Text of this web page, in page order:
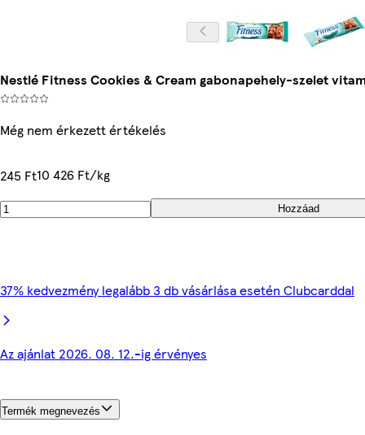
Nestlé Fitness Cookies & Cream gabonapehely-szelet
Még nem érkezett értékelés
245 Ft10 426 Ft/kg
Hozzáad
37% kedvezmény legalább 3 db vásárlása esetén Clubcarddal
Az ajánlat 2026. 08. 12.-ig érvényes
Termék megnevezés